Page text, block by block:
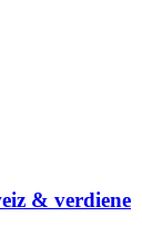
& verdiene